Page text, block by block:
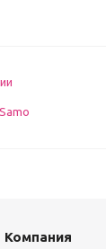
Компания